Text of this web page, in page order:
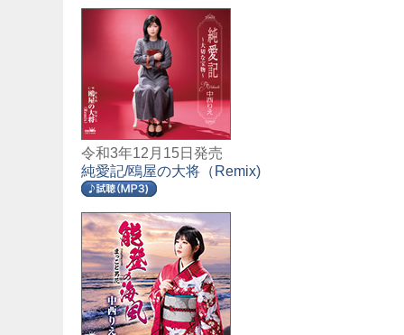
令和3年12月15日発売
純愛記/鴎屋の大将（Remix)